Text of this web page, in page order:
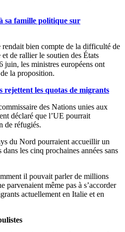
sa famille politique sur
rendait bien compte de la difficulté de
de rallier le soutien des États
juin, les ministres européens ont
la proposition.
rejettent les quotas de migrants
des Nations unies aux
déclaré que l’UE pourrait
de réfugiés.
du Nord pourraient accueillir un
les cinq prochaines années sans
il pouvait parler de millions
parvenaient même pas à s’accorder
actuellement en Italie et en